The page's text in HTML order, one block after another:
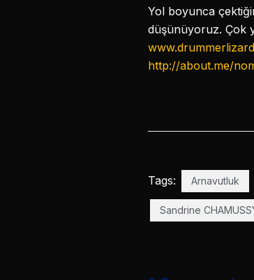
Yol boyunca
düşünüyoruz. Çok
http://about.me/
Tags: Arnavutluk
Sandrine